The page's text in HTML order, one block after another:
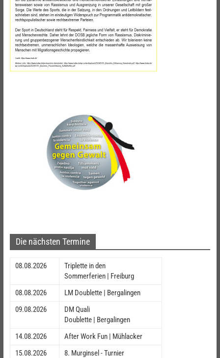
Die nächsten Termine
08.08.2026
Triplette in den
Sommerferien | Freiburg
08.08.2026
LM Doublette | Bergalingen
09.08.2026
DM Quali
Doublette | Bergalingen
14.08.2026
After Work Fun | Mühlacker
15.08.2026
8. Murginsel - Turnier